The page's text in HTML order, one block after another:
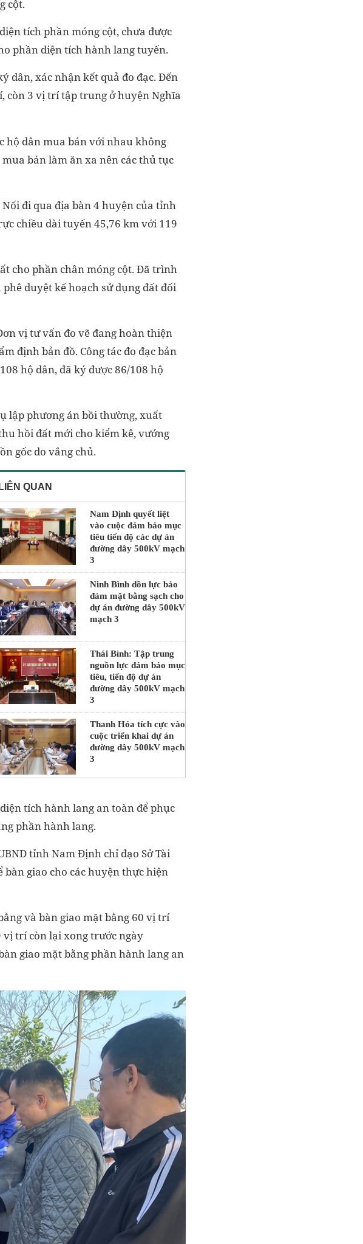
cột.
tích phần móng cột, chưa được
phần diện tích hành lang tuyến.
dân, xác nhận kết quả đo đạc. Đến
còn 3 vị trí tập trung ở huyện Nghĩa
hộ dân mua bán với nhau không
bán làm ăn xa nên các thủ tục
đi qua địa bàn 4 huyện của tỉnh
chiều dài tuyến 45,76 km với 119
cho phần chân móng cột. Đã trình
duyệt kế hoạch sử dụng đất đối
vị tư vấn đo vẽ đang hoàn thiện
định bản đồ. Công tác đo đạc bản
hộ dân, đã ký được 86/108 hộ
lập phương án bồi thường, xuất
hồi đất mới cho kiểm kê, vướng
gốc do vắng chủ.
QUAN
Nam Định quyết liệt
vào cuộc đảm bảo mục
tiêu tiến độ các dự án
đường dây 500kV mạch
3
Ninh Bình dồn lực bảo
đảm mặt bằng sạch cho
dự án đường dây 500kV
mạch 3
Thái Bình: Tập trung
nguồn lực đảm bảo mục
tiêu, tiến độ dự án
đường dây 500kV mạch
3
Thanh Hóa tích cực vào
cuộc triển khai dự án
đường dây 500kV mạch
3
tích hành lang an toàn để phục
phần hành lang.
tỉnh Nam Định chỉ đạo Sở Tài
giao cho các huyện thực hiện
và bàn giao mặt bằng 60 vị trí
vị trí còn lại xong trước ngày
giao mặt bằng phần hành lang an